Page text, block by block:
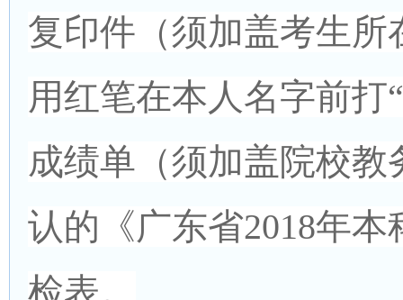
复印件（须加盖考生
用红笔在本人名字前
成绩单（须加盖院校
认的《广东省2018年
检表。